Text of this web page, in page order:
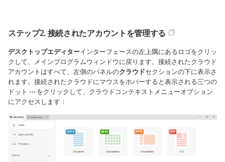
ステップ2. 接続されたアカウントを管理する
デスクトップエディターインターフェースの左上隅にあるロゴをクリッ
クして、メインプログラムウィンドウに戻ります。接続されたクラウド
アカウントはすべて、左側のパネルのクラウドセクションの下に表示さ
れます。接続されたクラウドにマウスをホバーすると表示される三つの
ドット
をクリックして、クラウドコンテキストメニューオプション
にアクセスします：